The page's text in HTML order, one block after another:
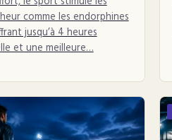
comme les endorphines
jusqu’à 4 heures
et une meilleure…